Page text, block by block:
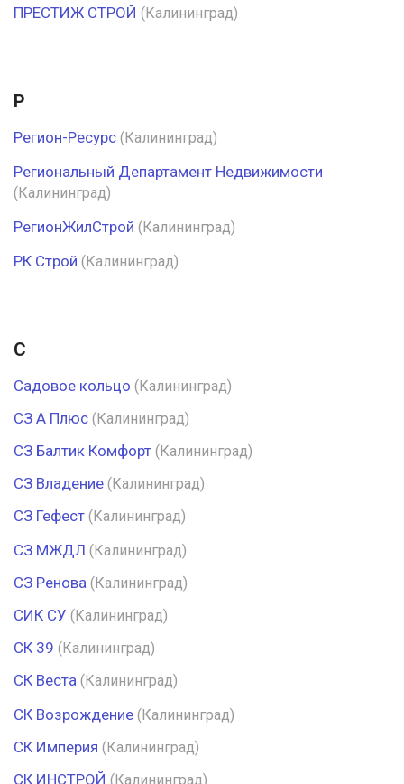
ПРЕСТИЖ СТРОЙ (Калининград)
Р
Регион-Ресурс (Калининград)
Региональный Департамент Недвижимости
(Калининград)
РегионЖилСтрой (Калининград)
РК Строй (Калининград)
С
Садовое кольцо (Калининград)
СЗ А Плюс (Калининград)
СЗ Балтик Комфорт (Калининград)
СЗ Владение (Калининград)
СЗ Гефест (Калининград)
СЗ МЖДЛ (Калининград)
СЗ Ренова (Калининград)
СИК СУ (Калининград)
СК 39 (Калининград)
СК Веста (Калининград)
СК Возрождение (Калининград)
СК Империя (Калининград)
СК ИНСТРОЙ (Калининград)